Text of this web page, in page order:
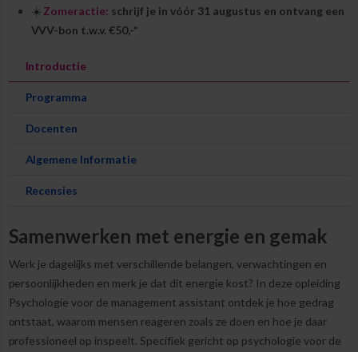
☀️Zomeractie: schrijf je in vóór 31 augustus en ontvang een
VVV-bon t.w.v. €50,-*
Introductie
Programma
Docenten
Algemene Informatie
Recensies
Samenwerken met energie en gemak
Werk je dagelijks met verschillende belangen, verwachtingen en
persoonlijkheden en merk je dat dit energie kost? In deze opleiding
Psychologie voor de management assistant ontdek je hoe gedrag
ontstaat, waarom mensen reageren zoals ze doen en hoe je daar
professioneel op inspeelt. Specifiek gericht op psychologie voor de